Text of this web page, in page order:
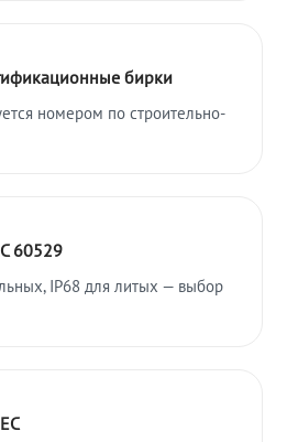
бирки
номером по строительно-
60529
IP68 для литых — выбор